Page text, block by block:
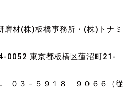
橋事務所・(株)トナミ
都板橋区蓮沼町21-
１８―９０６６（従